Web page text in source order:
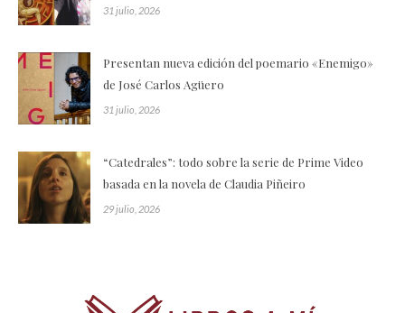
31 julio, 2026
Presentan nueva edición del poemario «Enemigo»
de José Carlos Agüero
31 julio, 2026
“Catedrales”: todo sobre la serie de Prime Video
basada en la novela de Claudia Piñeiro
29 julio, 2026